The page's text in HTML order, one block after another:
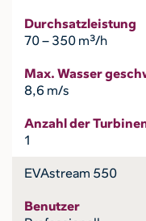
Durchsatzleistung
70 – 350 m³/h
Max. Wasser
8,6 m/s
Anzahl der
1
EVAstream 550
Benutzer